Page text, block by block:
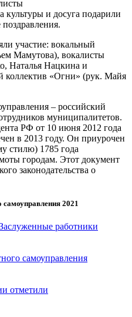
культуры и досуга подарили
участие: вокальный
Мамутова), вокалисты
Наталья Нацкина и
коллектив «Огни» (рук. Майя
– российский
муниципалитетов.
РФ от 10 июня 2012 года
в 2013 году. Он приурочен
стилю) 1785 года
городам. Этот документ
законодательства о
самоуправления 2021
работники
самоуправления
отметили